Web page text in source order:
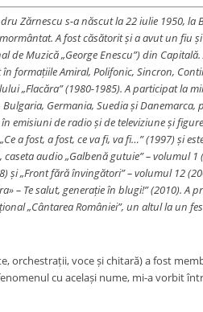
Zărnescu s-a născut la 22 iulie 1950,
A fost căsătorit și a avut un fiu
de Muzică „George Enescu”) din
în formațiile Amiral, Polifonic, Sincron,
„Flacăra” (1980-1985). A participat la
Bulgaria, Germania, Suedia și
emisiuni de radio și de televiziune și
a fost, a fost, ce va fi, va fi…” (1997) și
caseta audio „Galbenă gutuie” – volumul
și „Front fără învingători” – volumul 12
– Te salut, generație în blugi!” (2010).
„Cântarea României”, un altul la un
orchestrații, voce și chitară) a fost
cu același nume, mi-a vorbit